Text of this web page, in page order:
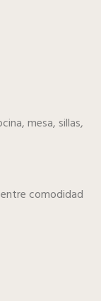
mesa, sillas,
comodidad